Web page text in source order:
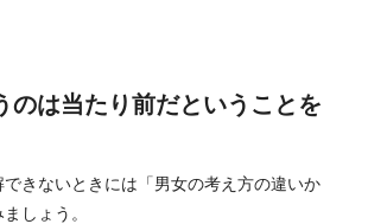
のは当たり前だということを
きないときには「男女の考え方の違いか
しょう。